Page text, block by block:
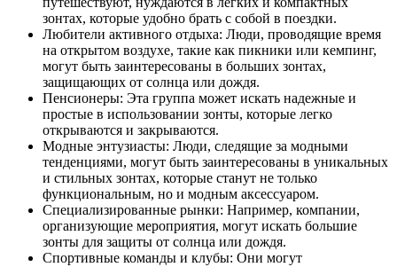
зонтax, которые удобно брать с собой в поездки.
Любители активного отдыха: Люди, проводящие время
на открытом воздухе, такие как пикники или кемпинг,
могут быть заинтересованы в больших зонтax,
защищающих от солнца или дождя.
Пенсионеры: Эта группа может искать надежные и
простые в использовании зонты, которые легко
открываются и закрываются.
Модные энтузиасты: Люди, следящие за модными
тенденциями, могут быть заинтересованы в уникальных
и стильных зонтax, которые станут не только
функциональным, но и модным аксессуаром.
Специализированные рынки: Например, компании,
организующие мероприятия, могут искать большие
зонты для защиты от солнца или дождя.
Спортивные команды и клубы: Они могут